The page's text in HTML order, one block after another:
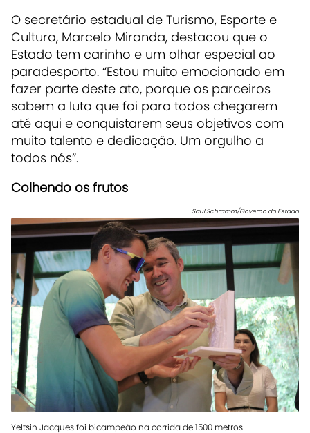
O secretário estadual de Turismo, Esporte e
Cultura, Marcelo Miranda, destacou que o
Estado tem carinho e um olhar especial ao
paradesporto. “Estou muito emocionado em
fazer parte deste ato, porque os parceiros
sabem a luta que foi para todos chegarem
até aqui e conquistarem seus objetivos com
muito talento e dedicação. Um orgulho a
todos nós”.
Colhendo os frutos
Saul Schramm/Governo do Estado
Yeltsin Jacques foi bicampeão na corrida de 1500 metros